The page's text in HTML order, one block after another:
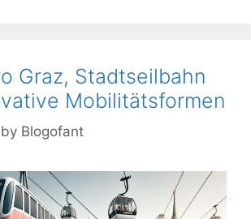
Graz, Stadtseilbahn
Mobilitätsformen
by Blogofant